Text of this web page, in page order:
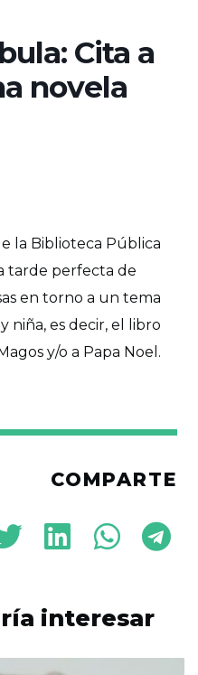
Cita a
novela
la Biblioteca Pública
tarde perfecta de
en torno a un tema
niña, es decir, el libro
y/o a Papa Noel.
COMPARTE
interesar